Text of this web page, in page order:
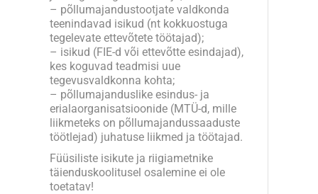
– põllumajandustootjate valdkonda
teenindavad isikud (nt kokkuostuga
tegelevate ettevõtete töötajad);
– isikud (FIE-d või ettevõtte esindajad),
kes koguvad teadmisi uue
tegevusvaldkonna kohta;
– põllumajanduslike esindus- ja
erialaorganisatsioonide (MTÜ-d, mille
liikmeteks on põllumajandussaaduste
töötlejad) juhatuse liikmed ja töötajad.
Füüsiliste isikute ja riigiametnike
täienduskoolitusel osalemine ei ole
toetatav!